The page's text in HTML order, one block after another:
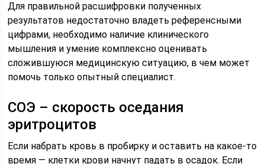
Для правильной расшифровки полученных
результатов недостаточно владеть референсными
цифрами, необходимо наличие клинического
мышления и умение комплексно оценивать
сложившуюся медицинскую ситуацию, в чем может
помочь только опытный специалист.
CОЭ – скорость оседания
эритроцитов
Если набрать кровь в пробирку и оставить на какое-то
время — клетки крови начнут падать в осадок. Если